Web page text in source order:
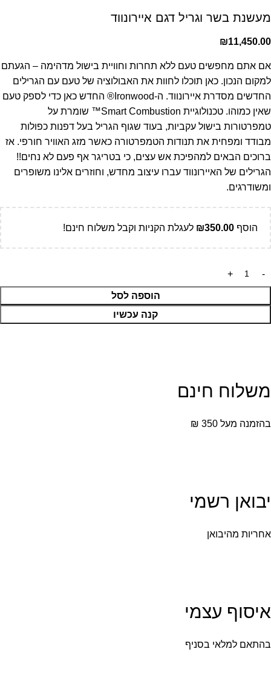
מעשנת בשר וגריל דגם איירונווד
₪11,450.00
אם אתם מחפשים טעם ללא תחרות וחוויית בישול מדהימה – הגעתם
למקום הנכון. כאן תוכלו לחוות את האבולוציה של טעם עם הגרילים
החדשים מסדרת איירונווד. ה-Ironwood® החדש כאן כדי לספק טעם
שאין כמוהו. טכנולוגיית Smart Combustion™ שומרת על
טמפרטורות בישול עקביות, בעוד שגוף הגריל בעל דפנות כפולות
מבודד ומפחית את תנודות הטמפרטורה כאשר מזג האוויר חורפי. אז
ברוכים הבאים למהפיכת אש עצים, כי בטריגר אף פעם לא נחים!!
הגרילים של האיירונווד עברו עיצוב מחדש, וחוזרים אלינו משופרים
ומשודרגים.
הוסף ₪350.00 לעגלת הקניות וקבל משלוח חינם!
הוספה לסל
קנה עכשיו
משלוח חינם
בהזמנה מעל 350 ₪
יבואן רשמי
אחריות מהיבואן
איסוף עצמי
בהתאם למלאי בסניף